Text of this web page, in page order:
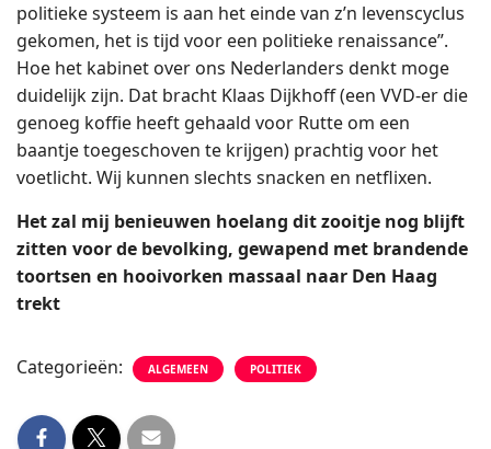
politieke systeem is aan het einde van z’n levenscyclus
gekomen, het is tijd voor een politieke renaissance”.
Hoe het kabinet over ons Nederlanders denkt moge
duidelijk zijn. Dat bracht Klaas Dijkhoff (een VVD-er die
genoeg koffie heeft gehaald voor Rutte om een
baantje toegeschoven te krijgen) prachtig voor het
voetlicht. Wij kunnen slechts snacken en netflixen.
Het zal mij benieuwen hoelang dit zooitje nog blijft
zitten voor de bevolking, gewapend met brandende
toortsen en hooivorken massaal naar Den Haag
trekt
Categorieën: ALGEMEEN POLITIEK